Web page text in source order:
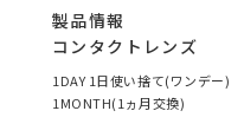
製品情報
コンタクトレンズ
1DAY 1日使い捨て(ワンデー)
1MONTH(1ヵ月交換)